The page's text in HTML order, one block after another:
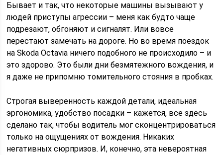
Бывает и так, что некоторые машины вызывают у
людей приступы агрессии – меня как будто чаще
подрезают, обгоняют и сигналят. Или вовсе
перестают замечать на дороге. Но во время поездок
на Skoda Octavia ничего подобного не происходило – и
это здорово. Это были дни безмятежного вождения, и
я даже не припомню томительного стояния в пробках.
Строгая выверенность каждой детали, идеальная
эргономика, удобство посадки – кажется, все здесь
сделано так, чтобы водитель мог сконцентрироваться
только на ощущениях от вождения. Никаких
негативных сюрпризов. И, конечно, эта невероятная